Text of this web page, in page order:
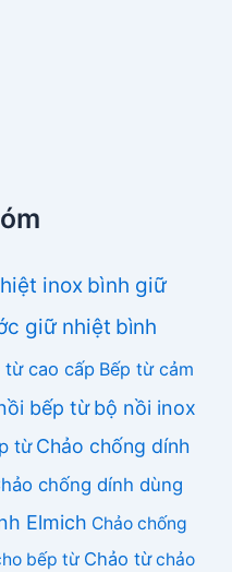
inox bình giữ
giữ nhiệt bình
từ cao cấp Bếp từ cảm
bếp từ bộ nồi inox
từ Chảo chống dính
chống dính dùng
Elmich Chảo chống
bếp từ Chảo từ chảo